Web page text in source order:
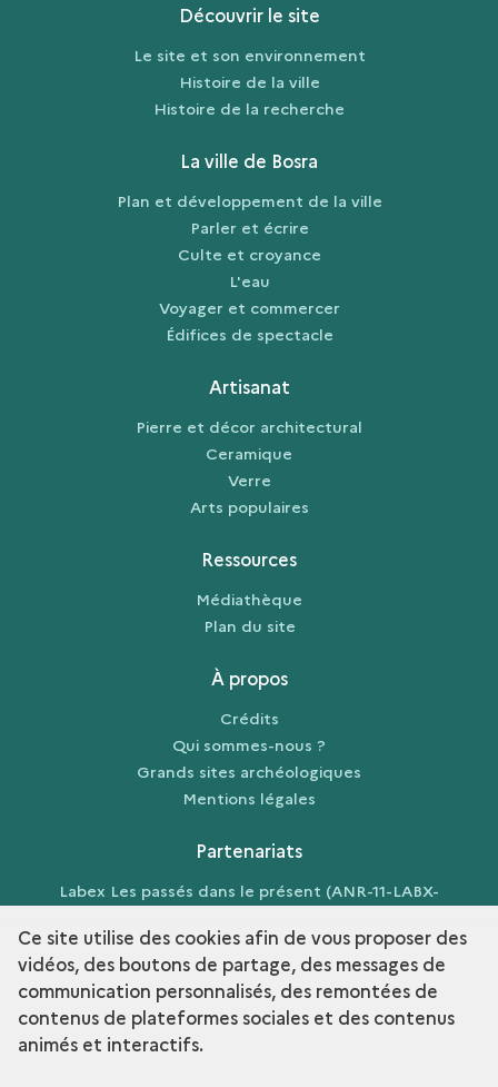
Découvrir le site
Le site et son environnement
Histoire de la ville
Histoire de la recherche
La ville de Bosra
Plan et développement de la ville
Parler et écrire
Culte et croyance
L'eau
Voyager et commercer
Édifices de spectacle
Artisanat
Pierre et décor architectural
Ceramique
Verre
Arts populaires
Ressources
Médiathèque
Plan du site
À propos
Crédits
Qui sommes-nous ?
Grands sites archéologiques
Mentions légales
Partenariats
Labex Les passés dans le présent (ANR-11-LABX-
0026-01)
Découvrir la collection
Ce site utilise des cookies afin de vous proposer des
vidéos, des boutons de partage, des messages de
communication personnalisés, des remontées de
contenus de plateformes sociales et des contenus
animés et interactifs.